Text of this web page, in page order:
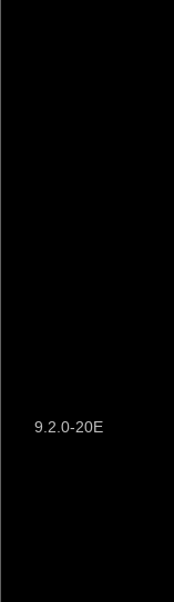
9.2.0-20E